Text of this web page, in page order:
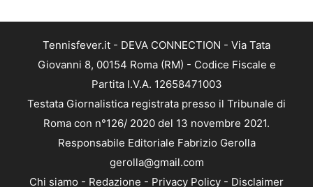
Tennisfever.it - DEVA CONNECTION - Via Tata
Giovanni 8, 00154 Roma (RM) - Codice Fiscale e
Partita I.V.A. 12658471003
Testata Giornalistica registrata presso il Tribunale di
Roma con n°126/ 2020 del 13 novembre 2021.
Responsabile Editoriale Fabrizio Gerolla
gerolla@gmail.com
Chi siamo - Redazione - Privacy Policy - Disclaimer